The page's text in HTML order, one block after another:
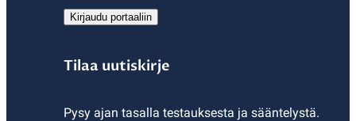
Kirjaudu portaaliin
Tilaa uutiskirje
Pysy ajan tasalla testauksesta ja sääntelystä.